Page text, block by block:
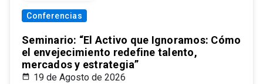
Conferencias
Seminario: “El Activo que Ignoramos: Cómo
el envejecimiento redefine talento,
mercados y estrategia”
19 de Agosto de 2026